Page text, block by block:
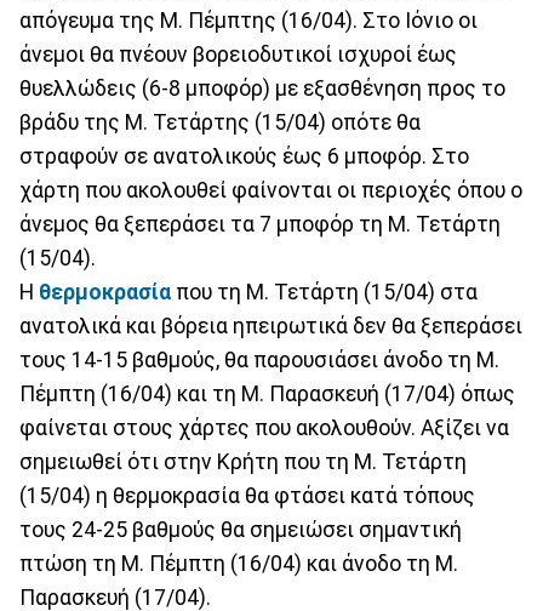
απόγευμα της Μ. Πέμπτης (16/04). Στο Ιόνιο οι
άνεμοι θα πνέουν βορειοδυτικοί ισχυροί έως
θυελλώδεις (6-8 μποφόρ) με εξασθένηση προς το
βράδυ της Μ. Τετάρτης (15/04) οπότε θα
στραφούν σε ανατολικούς έως 6 μποφόρ. Στο
χάρτη που ακολουθεί φαίνονται οι περιοχές όπου ο
άνεμος θα ξεπεράσει τα 7 μποφόρ τη Μ. Τετάρτη
(15/04).
Η θερμοκρασία που τη Μ. Τετάρτη (15/04) στα
ανατολικά και βόρεια ηπειρωτικά δεν θα ξεπεράσει
τους 14-15 βαθμούς, θα παρουσιάσει άνοδο τη Μ.
Πέμπτη (16/04) και τη Μ. Παρασκευή (17/04) όπως
φαίνεται στους χάρτες που ακολουθούν. Αξίζει να
σημειωθεί ότι στην Κρήτη που τη Μ. Τετάρτη
(15/04) η θερμοκρασία θα φτάσει κατά τόπους
τους 24-25 βαθμούς θα σημειώσει σημαντική
πτώση τη Μ. Πέμπτη (16/04) και άνοδο τη Μ.
Παρασκευή (17/04).